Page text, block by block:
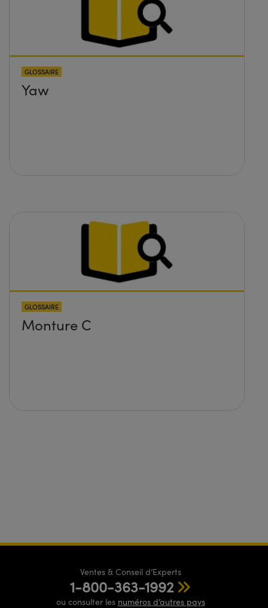
GLOSSAIRE
Yaw
GLOSSAIRE
Monture C
Ventes & Conseil d’Experts
1-800-363-1992
ou consulter les numéros d’autres pays